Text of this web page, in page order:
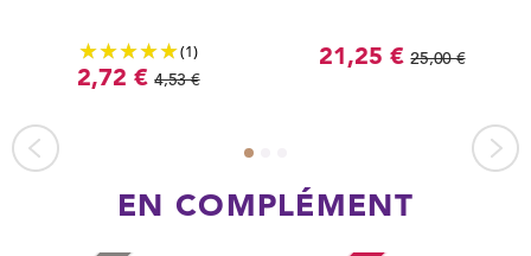
(1)
2,72 € 4,53 €
21,25 € 25,00 €
EN COMPLÉMENT